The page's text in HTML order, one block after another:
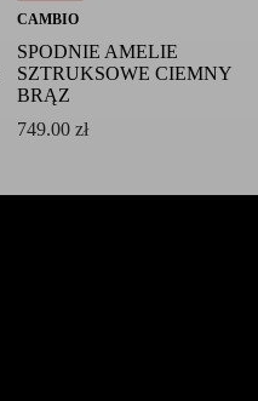
CAMBIO
SPODNIE AMELIE
SZTRUKSOWE CIEMNY
BRĄZ
749.00 zł